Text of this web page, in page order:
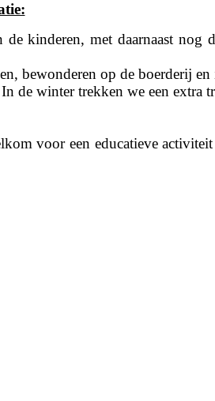
kinderen, met daarnaast
bewonderen op de boerderij
de winter trekken we een extra
voor een educatieve